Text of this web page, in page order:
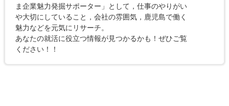
ま企業魅力発掘サポーター」として，仕事のやりがい
や大切にしていること，会社の雰囲気，鹿児島で働く
魅力などを元気にリサーチ。
あなたの就活に役立つ情報が見つかるかも！ぜひご覧
ください！！